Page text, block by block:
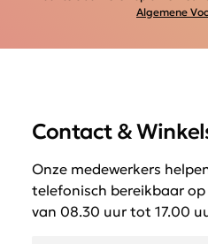
Algemene
Contact &
Onze medewerkers
telefonisch bereikbaar
van 08.30 uur tot 17.00